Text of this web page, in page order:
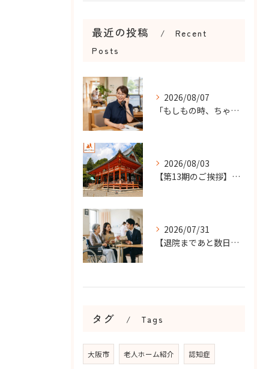
最近の投稿
Recent
Posts
2026/08/07
「もしもの時、ちゃんと知らせてもらえる？」
2026/08/03
【第13期のご挨拶】感謝を力に、さらなる挑戦の一年へ
2026/07/31
【退院まであと数日…】老人ホーム探しを急ぐケースで大切なこと...
タグ Tags
大阪市 老人ホーム紹介 認知症